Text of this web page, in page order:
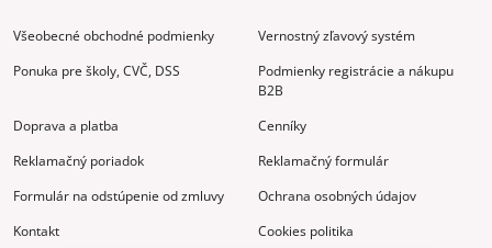
Všeobecné obchodné podmienky
Vernostný zľavový systém
Ponuka pre školy, CVČ, DSS
Podmienky registrácie a nákupu
B2B
Doprava a platba
Cenníky
Reklamačný poriadok
Reklamačný formulár
Formulár na odstúpenie od zmluvy
Ochrana osobných údajov
Kontakt
Cookies politika